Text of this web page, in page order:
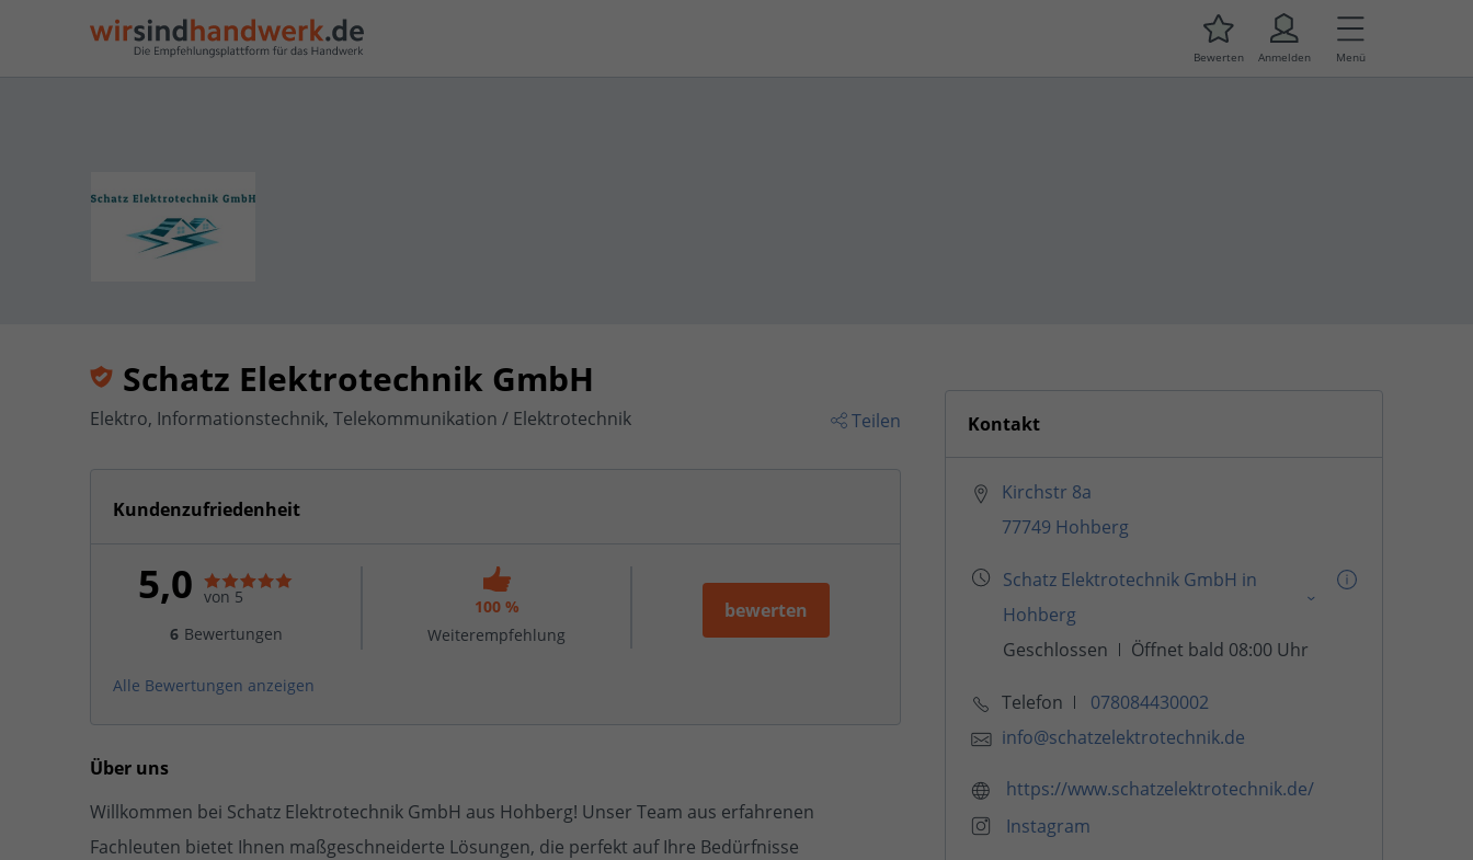
Bewerten Anmelden Menü
Schatz Elektrotechnik GmbH
Teilen
Elektro, Informationstechnik, Telekommunikation / Elektrotechnik
Kundenzufriedenheit
5,0 von 5
6 Bewertungen
100 %
Weiterempfehlung
bewerten
Alle Bewertungen anzeigen
Kontakt
Kirchstr 8a
77749 Hohberg
Telefon
078084430002
info@schatzelektrotechnik.de
https://www.schatzelektrotechnik.de/
Instagram
Über uns
Willkommen bei Schatz Elektrotechnik GmbH aus Hohberg! Unser Team aus erfahrenen
Fachleuten bietet Ihnen maßgeschneiderte Lösungen, die perfekt auf Ihre Bedürfnisse